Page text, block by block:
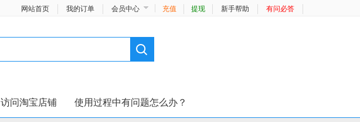
网站首页 我的订单 会员中心 充值 提现 新手帮助 有问必答
访问淘宝店铺 使用过程中有问题怎么办？